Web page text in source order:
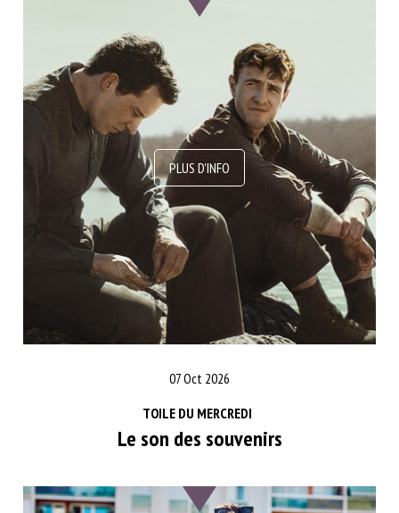
07 Oct 2026
TOILE DU MERCREDI
Le son des souvenirs